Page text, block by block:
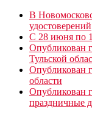
В
удостоверений
С 28 июня по
Опубликован
Тульской
Опубликован
области
Опубликован
праздничные